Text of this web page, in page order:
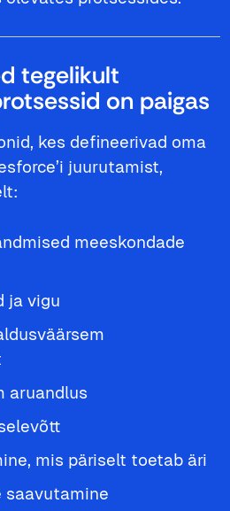
tegelikult
on paigas
kes defineerivad oma
juurutamist,
meeskondade
ja vigu
aruandlus
mis päriselt toetab äri
saavutamine